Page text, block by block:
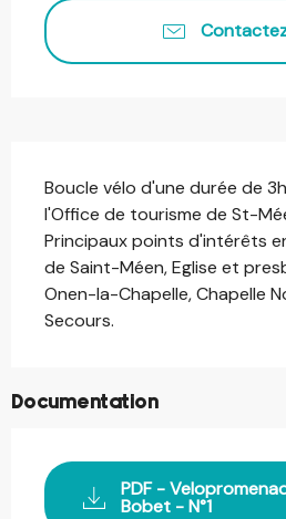
Boucle vélo d'une durée de
l'Office de tourisme de St-
Principaux points d'intérêts
de Saint-Méen, Eglise et
Onen-la-Chapelle, Chapelle
Secours.
Documentation
PDF -
Bobet - N°1